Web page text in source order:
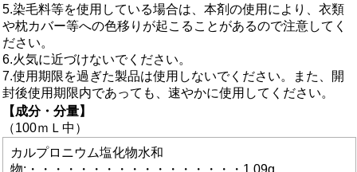
5.染毛料等を使用している場合は、本剤の使用により、衣類
や枕カバー等への色移りが起こることがあるので注意してく
ださい。
6.火気に近づけないでください。
7.使用期限を過ぎた製品は使用しないでください。また、開
封後使用期限内であっても、速やかに使用してください。
【成分・分量】
（100ｍＬ中）
カルプロニウム塩化物水和
物:・・・・・・・・・・・・・・・・・1.09g